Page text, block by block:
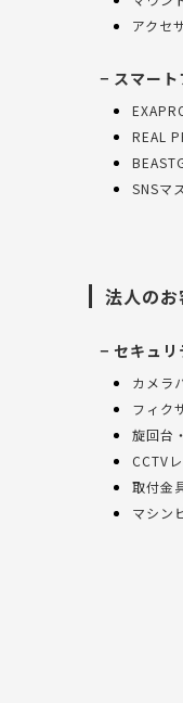
アクセ
スマー
REAL
SNSマ
法人のお
セキュリ
カメラ
フィク
旋回台
CCTV
取付金
マシン